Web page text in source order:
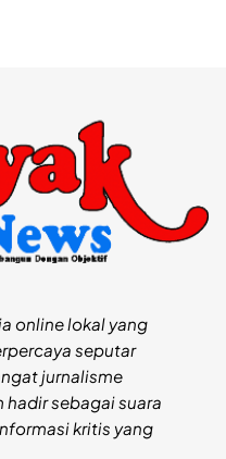
online lokal yang
seputar
jurnalisme
sebagai suara
kritis yang